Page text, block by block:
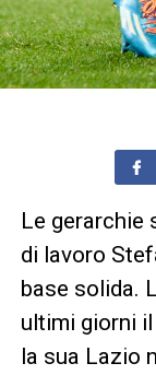
Le gerarchie
di lavoro
base solida.
ultimi giorni
la sua Lazio